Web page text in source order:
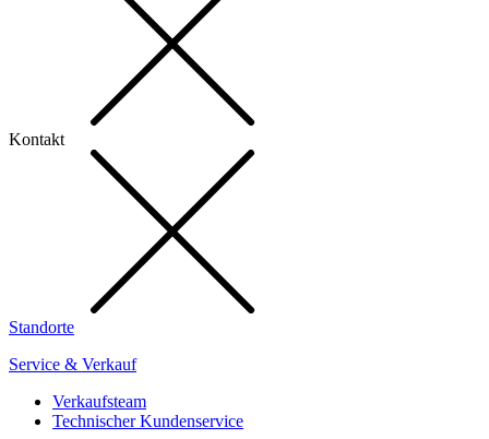
Kontakt
Standorte
Service & Verkauf
Verkaufsteam
Technischer Kundenservice